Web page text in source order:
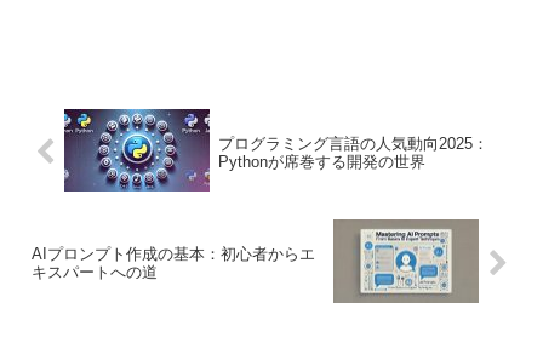
プログラミング言語の人気動向2025：
Pythonが席巻する開発の世界
AIプロンプト作成の基本：初心者からエ
キスパートへの道